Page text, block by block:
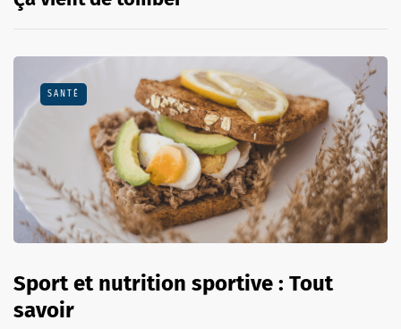
SANTÉ
Sport et nutrition sportive : Tout
savoir